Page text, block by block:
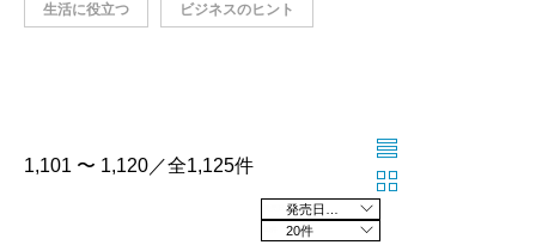
生活に役立つ ビジネスのヒント
1,101 〜 1,120／全1,125件
20件